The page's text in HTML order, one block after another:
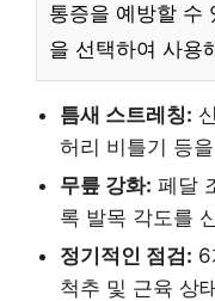
통증을 예방할 수
을 선택하여 사용
틈새 스트레칭:
허리 비틀기 등
무릎 강화: 페달
록 발목 각도를
정기적인 점검: 6
척추 및 근육 상